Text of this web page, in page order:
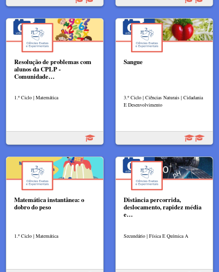
Resolução de problemas com
alunos da CPLP -
Comunidade…
1.º Ciclo | Matemática
Sangue
3.º Ciclo | Ciências Naturais | Cidadania
E Desenvolvimento
Matemática instantânea: o
dobro do peso
1.º Ciclo | Matemática
Distância percorrida,
deslocamento, rapidez média
e…
Secundário | Física E Química A